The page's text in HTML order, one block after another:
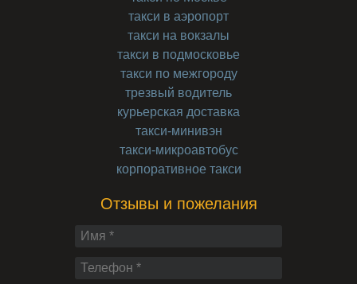
такси в аэропорт
такси на вокзалы
такси в подмосковье
такси по межгороду
трезвый водитель
курьерская доставка
такси-минивэн
такси-микроавтобус
корпоративное такси
Отзывы и пожелания